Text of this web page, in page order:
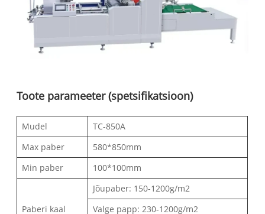
Toote parameeter (spetsifikatsioon)
Mudel
TC-850A
Max paber
580*850mm
Min paber
100*100mm
Paberi kaal
Jõupaber: 150-1200g/m2
Valge papp: 230-1200g/m2